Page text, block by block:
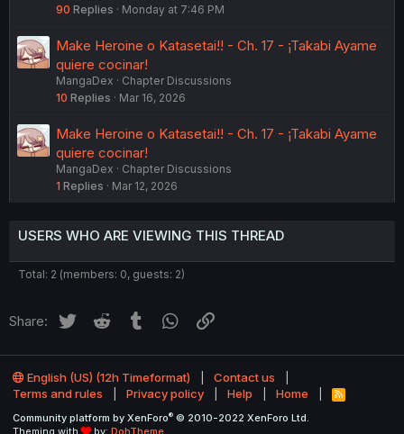
90 Replies Monday at 7:46 PM
Make Heroine o Katasetai!! - Ch. 17 - ¡Takabi Ayame
quiere cocinar!
MangaDex
Chapter Discussions
10 Replies Mar 16, 2026
Make Heroine o Katasetai!! - Ch. 17 - ¡Takabi Ayame
quiere cocinar!
MangaDex
Chapter Discussions
1 Replies Mar 12, 2026
USERS WHO ARE VIEWING THIS THREAD
Total: 2 (members: 0, guests: 2)
Share: Twitter Reddit Tumblr WhatsApp
English (US) (12h Timeformat)
Contact us
Terms and rules
Privacy policy Help Home
R
S
Community platform by XenForo® © 2010-2022 XenForo Ltd.
Theming with
by: DohTheme